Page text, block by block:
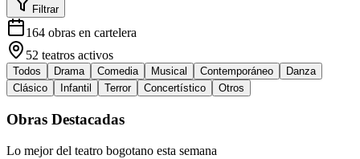
Filtrar
164 obras en cartelera
52 teatros activos
Todos Drama Comedia Musical Contemporáneo
Danza
Clásico
Infantil Terror Concertístico Otros
Obras Destacadas
Lo mejor del teatro bogotano esta semana